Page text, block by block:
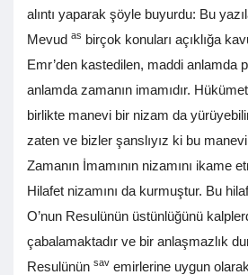
alıntı yaparak şöyle buyurdu: Bu
Mevud as birçok konuları açıklığa
Emr’den kastedilen, maddi anlamda
anlamda zamanın imamıdır.
birlikte manevi bir nizam da
zaten ve bizler şanslıyız ki bu
Zamanın İmamının nizamını ikame
Hilafet nizamını da kurmuştur. Bu
O’nun Resulünün üstünlüğünü
çabalamaktadır ve bir anlaşmazlık
Resulünün sav emirlerine uygun